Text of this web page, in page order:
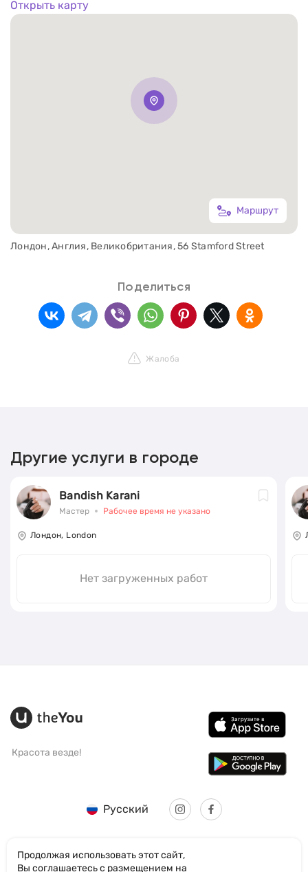
Маршрут
Лондон, Англия, Великобритания, 56 Stamford Street
Открыть карту
Поделиться
Жалоба
Другие услуги в городе
Bandish Karani
Мастер Рабочее время не указано
Лондон, London
Нет загруженных работ
Красота везде!
Русский
Продолжая использовать этот сайт,
Вы соглашаетесь с размещением на